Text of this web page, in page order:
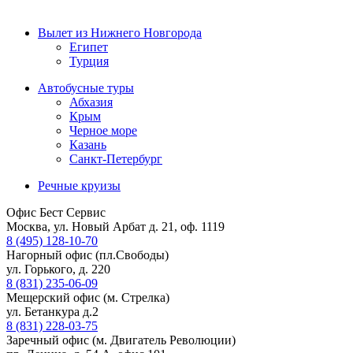
Вылет из Нижнего Новгорода
Египет
Турция
Автобусные туры
Абхазия
Крым
Черное море
Казань
Санкт-Петербург
Речные круизы
Офис Бест Сервис
Москва, ул. Новый Арбат д. 21, оф. 1119
8 (495) 128-10-70
Нагорный офис (пл.Свободы)
ул. Горького, д. 220
8 (831) 235-06-09
Мещерский офис (м. Стрелка)
ул. Бетанкура д.2
8 (831) 228-03-75
Заречный офис (м. Двигатель Революции)